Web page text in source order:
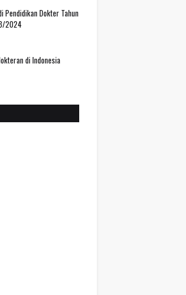
Pendidikan Dokter Tahun
2024
di Indonesia